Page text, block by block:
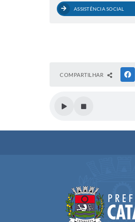
ASSISTÊNCIA SOCIAL
COMPARTILHAR